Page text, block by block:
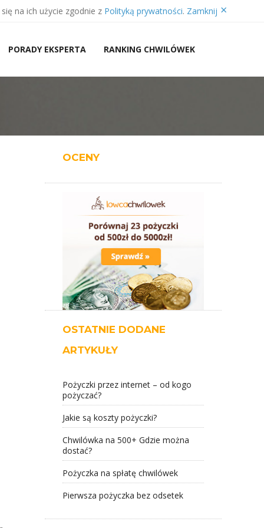
na ich użycie zgodnie z Polityką prywatności. Zamknij ×
PORADY EKSPERTA RANKING CHWILÓWEK
OCENY
OSTATNIE DODANE
ARTYKUŁY
Pożyczki przez internet – od kogo
pożyczać?
Jakie są koszty pożyczki?
Chwilówka na 500+ Gdzie można
dostać?
Pożyczka na spłatę chwilówek
Pierwsza pożyczka bez odsetek